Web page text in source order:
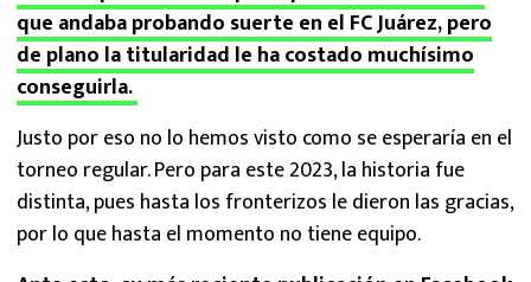
que andaba probando suerte en el FC Juárez, pero
de plano la titularidad le ha costado muchísimo
conseguirla.
Justo por eso no lo hemos visto como se esperaría en el
torneo regular. Pero para este 2023, la historia fue
distinta, pues hasta los fronterizos le dieron las gracias,
por lo que hasta el momento no tiene equipo.